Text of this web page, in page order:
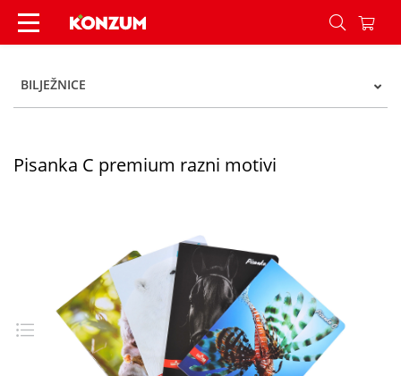
Pisanka C premium razni motivi - Konzum
BILJEŽNICE
Pisanka C premium razni motivi